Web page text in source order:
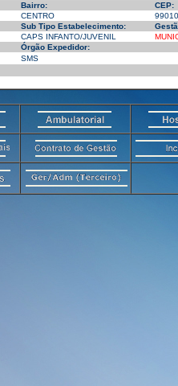
Bairro:
CEP:
CENTRO
Sub Tipo Estabelecimento:
CAPS INFANTO/JUVENIL
Órgão Expedidor:
SMS